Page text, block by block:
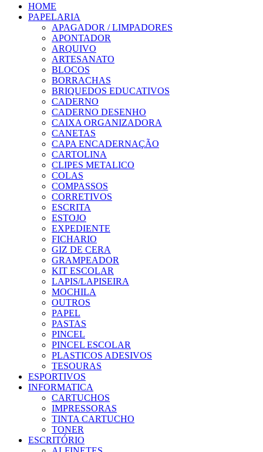
HOME
PAPELARIA
APAGADOR / LIMPADORES
APONTADOR
ARQUIVO
ARTESANATO
BLOCOS
BORRACHAS
BRIQUEDOS EDUCATIVOS
CADERNO
CADERNO DESENHO
CAIXA ORGANIZADORA
CANETAS
CAPA ENCADERNAÇÃO
CARTOLINA
CLIPES METALICO
COLAS
COMPASSOS
CORRETIVOS
ESCRITA
ESTOJO
EXPEDIENTE
FICHARIO
GIZ DE CERA
GRAMPEADOR
KIT ESCOLAR
LAPIS/LAPISEIRA
MOCHILA
OUTROS
PAPEL
PASTAS
PINCEL
PINCEL ESCOLAR
PLASTICOS ADESIVOS
TESOURAS
ESPORTIVOS
INFORMATICA
CARTUCHOS
IMPRESSORAS
TINTA CARTUCHO
TONER
ESCRITÓRIO